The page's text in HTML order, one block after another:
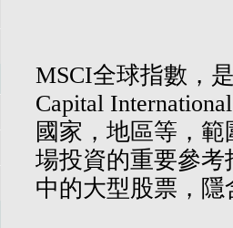
MSCI全球指數，
Capital
國家，地區等，
場投資的重要參
中的大型股票，